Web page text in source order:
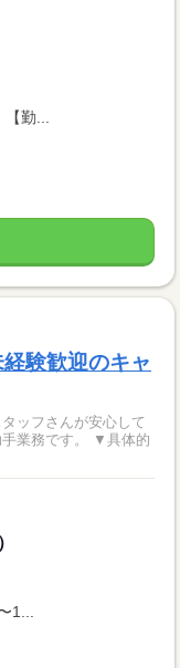
勤...
験歓迎のキャ
ッフさんが安心して
す。 ▼具体的
1...